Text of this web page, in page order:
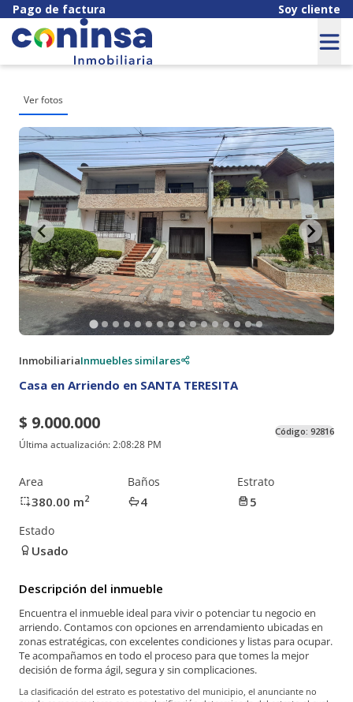
Pago de factura Soy cliente
Ver fotos
InmobiliariaInmuebles similares
Casa en Arriendo en SANTA TERESITA
$ 9.000.000
Última actualización:2:08:28 PM
Código: 92816
Area
380.00 m2
Baños
4
Estrato
5
Estado
Usado
Descripción del inmueble
Encuentra el inmueble ideal para vivir o potenciar tu negocio en
arriendo. Contamos con opciones en arrendamiento ubicadas en
zonas estratégicas, con excelentes condiciones y listas para ocupar.
Te acompañamos en todo el proceso para que tomes la mejor
decisión de forma ágil, segura y sin complicaciones.
La clasificación del estrato es potestativo del municipio, el anunciante no